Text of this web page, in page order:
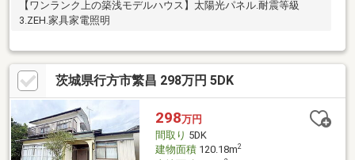
【ワンランク上の築浅モデルハウス】太陽光パネル.耐震等級
3.ZEH.家具家電照明
茨城県行方市繁昌 298万円 5DK
298万円
間取り 5DK
建物面積120.18m2